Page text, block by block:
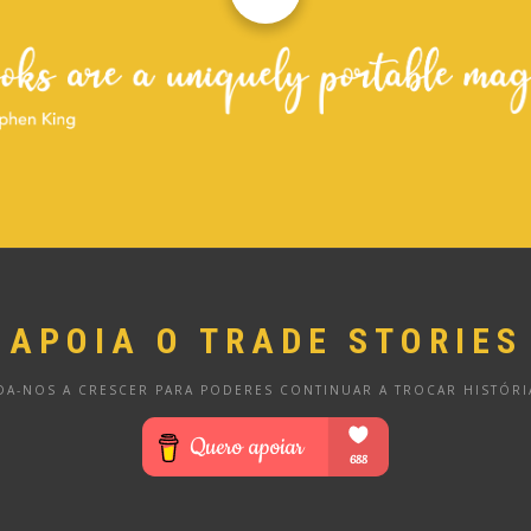
APOIA O TRADE STORIES
NOS A CRESCER PARA PODERES CONTINUAR A TROCAR